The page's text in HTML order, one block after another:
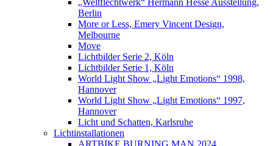
„Weltflechtwerk“ Hermann Hesse Ausstellung,
Berlin
More or Less, Emery Vincent Design,
Melbourne
Move
Lichtbilder Serie 2, Köln
Lichtbilder Serie 1, Köln
World Light Show „Light Emotions“ 1998,
Hannover
World Light Show „Light Emotions“ 1997,
Hannover
Licht und Schatten, Karlsruhe
Lichtinstallationen
ARTBIKE BURNING MAN 2024